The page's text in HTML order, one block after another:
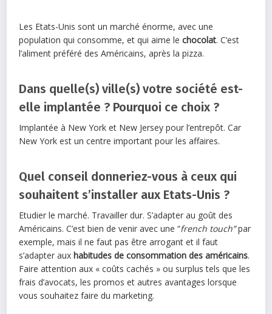
Les Etats-Unis sont un marché énorme, avec une
population qui consomme, et qui aime lechocolat. C’est
l’aliment préféré des Américains, après la pizza.
Dans quelle(s) ville(s) votre société est-
elle implantée ? Pourquoi ce choix ?
Implantée à New York et New Jersey pour l’entrepôt. Car
New York est un centre important pour les affaires.
Quel conseil donneriez-vous à ceux qui
souhaitent s’installer aux Etats-Unis ?
Etudier le marché. Travailler dur. S’adapter au goût des
Américains. C’est bien de venir avec une “french touch”par
exemple, mais il ne faut pas être arrogant et il faut
s’adapter auxhabitudes de consommation des américains.
Faire attention aux « coûts cachés » ou surplus tels que les
frais d’avocats, les promos et autres avantages lorsque
vous souhaitez faire du marketing.